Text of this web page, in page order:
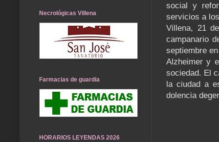
social y
servicios a
Villena, 21
campanario
septiembre
Alzheimer y
sociedad. El
la ciudad a
dolencia
Necrológicas Villena
Farmacias de guardia
HORARIOS LEYENDAS 2026